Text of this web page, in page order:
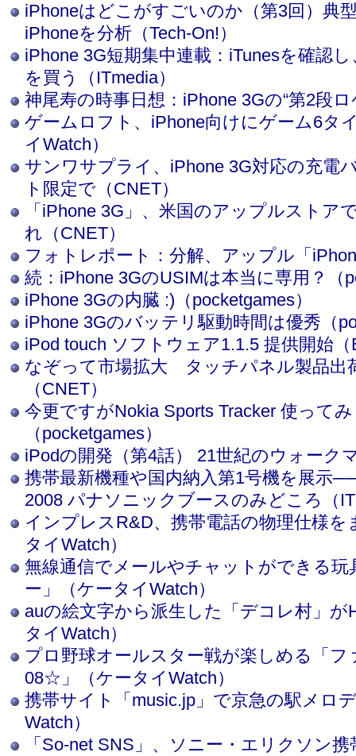
iPhoneはどこがすごいのか（第3回）典
iPhoneを分析（Tech-On!）
iPhone 3G短期集中連載：iTunesを確認
を買う（ITmedia）
神尾寿の時事日想：iPhone 3Gの“第2段
ゲームロフト、iPhone向けにゲーム6タ
イWatch）
サンワサプライ、iPhone 3G対応の充電
ト限定で（CNET）
「iPhone 3G」、米国のアップルストア
れ（CNET）
フォトレポート：分解、アップル「
続：iPhone 3GのUSIMは本当に専用？（
iPhone 3Gの内臓 :)（pocketgames）
iPhone 3Gのバッテリ駆動時間は優秀（
iPod touch ソフトウェア1.1.5 提供開始
なぞって市場拡大 タッチパネル製品
（CNET）
今更ですがNokia Sports Tracker 使って
（pocketgames）
iPodの開発（第4話） 21世紀のウォーク
携帯最新機種や国内納入第1号機を展示
2008 パナソニックブースのみどころ（
インプレスR&D、携帯電話の物理仕様を
タイWatch）
無線通信でメールやチャットができる玩
ー」（ケータイWatch）
auの絵文字から派生した「デコレ村」が
タイWatch）
プロ野球オールスター戦が楽しめる「
08☆」（ケータイWatch）
携帯サイト「music.jp」で京急の駅メロ
Watch）
「So-net SNS」、ソニー・エリクソン